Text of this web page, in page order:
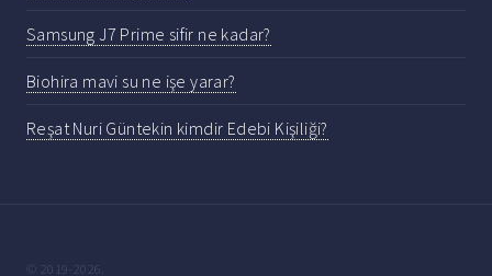
Samsung J7 Prime sifir ne kadar?
Biohira mavi su ne işe yarar?
Reşat Nuri Güntekin kimdir Edebi Kişiliği?
© 2019-2026.